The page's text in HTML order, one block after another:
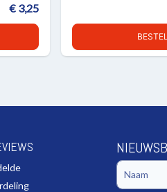
€ 3,25